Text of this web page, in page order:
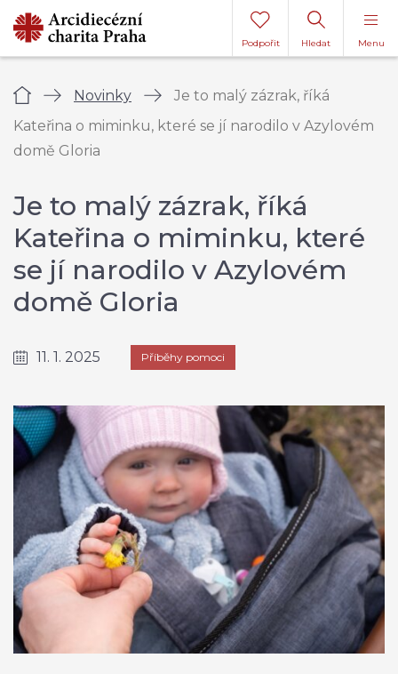
Menu
Hledat
Podpořit
Úvod Novinky
Je to malý zázrak, říká
Kateřina o miminku, které se jí narodilo v Azylovém
domě Gloria
Je to malý zázrak, říká
Kateřina o miminku, které
se jí narodilo v Azylovém
domě Gloria
11. 1. 2025 Příběhy pomoci